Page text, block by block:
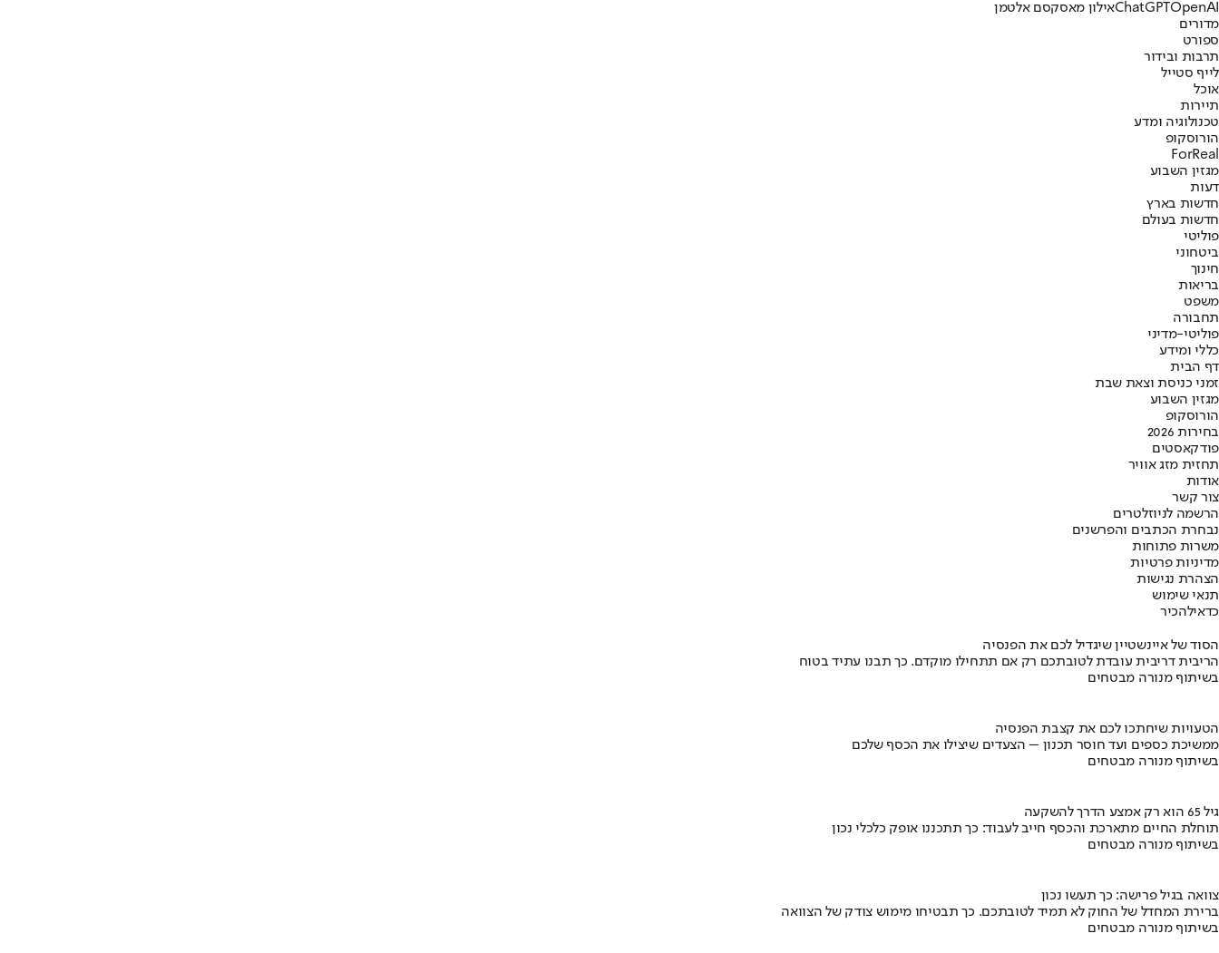
ChatGPTOpenAI אילון מאסקסם אלטמן
מדורים
ספורט
תרבות ובידור
לייף סטייל
אוכל
תיירות
טכנולוגיה ומדע
הורוסקופ
ForReal
מגזין השבוע
דעות
חדשות בארץ
חדשות בעולם
פוליטי
ביטחוני
חינוך
בריאות
משפט
תחבורה
פוליטי-מדיני
כללי ומידע
דף הבית
זמני כניסת וצאת שבת
מגזין השבוע
הורוסקופ
בחירות 2026
פודקאסטים
תחזית מזג אוויר
אודות
צור קשר
הרשמה לניוזלטרים
נבחרת הכתבים והפרשנים
משרות פתוחות
מדיניות פרטיות
הצהרת נגישות
תנאי שימוש
כדאילהכיר
הסוד של איינשטיין שיגדיל לכם את הפנסיה
הריבית דריבית עובדת לטובתכם רק אם תתחילו מוקדם. כך תבנו עתיד בטוח
בשיתוף מנורה מבטחים
הטעויות שיחתכו לכם את קצבת הפנסיה
ממשיכת כספים ועד חוסר תכנון – הצעדים שיצילו את הכסף שלכם
בשיתוף מנורה מבטחים
גיל 65 הוא רק אמצע הדרך להשקעה
תוחלת החיים מתארכת והכסף חייב לעבוד: כך תתכננו אופק כלכלי נכון
בשיתוף מנורה מבטחים
צוואה בגיל פרישה: כך תעשו נכון
ברירת המחדל של החוק לא תמיד לטובתכם. כך תבטיחו מימוש צודק של הצוואה
בשיתוף מנורה מבטחים